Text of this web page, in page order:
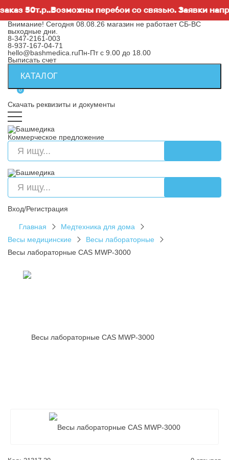
перебои со связью. Заявки
Внимание! Сегодня 08.08.26 магазин не работает СБ-ВС
выходные дни.
8-347-2161-003
8-937-167-04-71
hello@bashmedica.ruПн-Пт с 9.00 до 18.00
Выписать счет
КАТАЛОГ
0
Скачать реквизиты и документы
Коммерческое предложение
Вход/Регистрация
Главная
Медтехника для дома
Весы медицинские
Весы лабораторные
Весы лабораторные CAS MWP-3000